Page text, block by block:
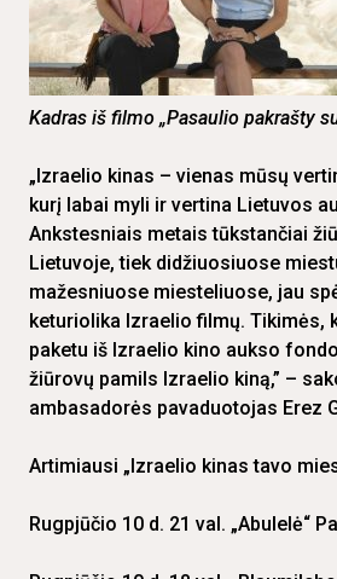
Kadras iš filmo „Pasaulio pakrašty
„Izraelio kinas – vienas mūsų
kurį labai myli ir vertina Lietuvos
Ankstesniais metais tūkstančiai
Lietuvoje, tiek didžiuosiuose
mažesniuose miesteliuose, jau
keturiolika Izraelio filmų. Tikimės,
paketu iš Izraelio kino aukso
žiūrovų pamils Izraelio kiną,” –
ambasadorės pavaduotojas Erez
Artimiausi „Izraelio kinas tavo
Rugpjūčio 10 d. 21 val. „Abulelė“